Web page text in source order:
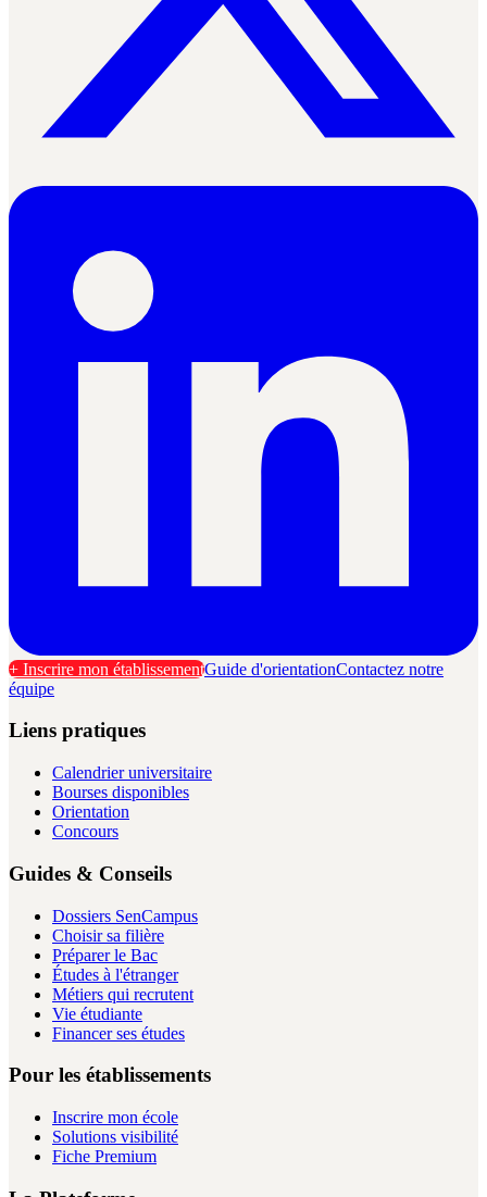
+ Inscrire mon établissementGuide d'orientationContactez notre
équipe
Liens pratiques
Calendrier universitaire
Bourses disponibles
Orientation
Concours
Guides & Conseils
Dossiers SenCampus
Choisir sa filière
Préparer le Bac
Études à l'étranger
Métiers qui recrutent
Vie étudiante
Financer ses études
Pour les établissements
Inscrire mon école
Solutions visibilité
Fiche Premium